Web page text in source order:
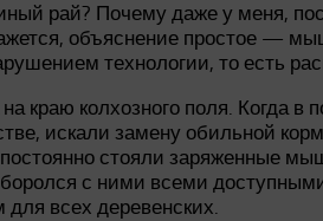
рай? Почему даже у меня,
объяснение простое —
технологии, то есть
краю колхозного поля. Когда
искали замену обильной
стояли
с ними всеми
всех деревенских.